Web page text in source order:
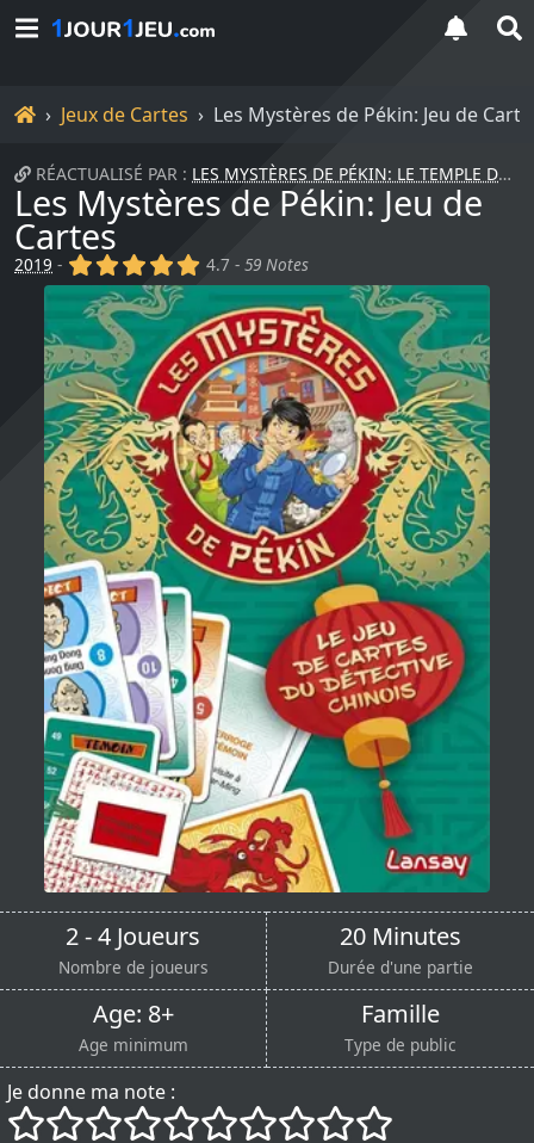
Accueil
Jeux de Cartes Les Mystères de Pékin: Jeu de
RÉACTUALISÉ PAR : LES MYSTÈRES DE PÉKIN: LE TEMPLE DES FANTÔMES
Les Mystères de Pékin: Jeu de
Cartes
2019 - (x) (x) (x) (x) (x)
4.7 -59 Notes
2 - 4 Joueurs
Nombre de joueurs
20 Minutes
Durée d'une partie
Age: 8+
Age minimum
Famille
Type de public
Je donne ma note :
()
() () () () () () () ()
()